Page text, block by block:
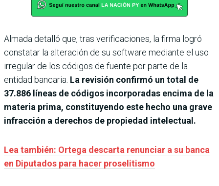
Almada detalló que, tras verificaciones, la firma logró
constatar la alteración de su software mediante el uso
irregular de los códigos de fuente por parte de la
entidad bancaria. La revisión confirmó un total de
37.886 líneas de códigos incorporadas encima de la
materia prima, constituyendo este hecho una grave
infracción a derechos de propiedad intelectual.
Lea también: Ortega descarta renunciar a su banca
en Diputados para hacer proselitismo